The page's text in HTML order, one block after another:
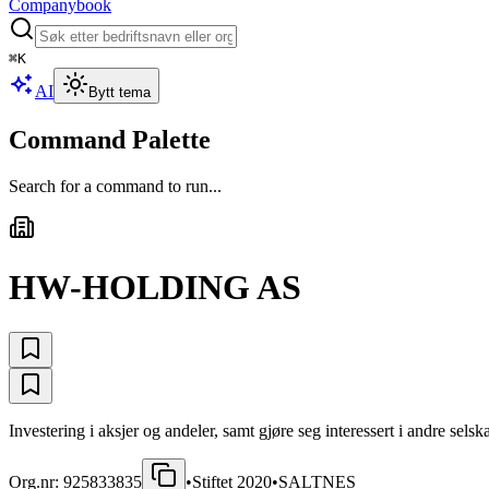
Companybook
⌘K
AI Bytt tema
Command Palette
Search for a command to run...
HW-HOLDING AS
Investering i aksjer og andeler, samt gjøre seg interessert i andre
Org.nr: 925833835 •Stiftet 2020•SALTNES